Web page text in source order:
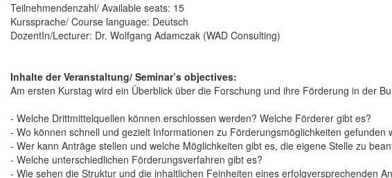
Teilnehmendenzahl/ Available seats: 15
Kurssprache/ Course language: Deutsch
DozentIn/Lecturer: Dr. Wolfgang Adamczak (WAD Consulting)
Inhalte der Veranstaltung/ Seminar’s objectives:
Am ersten Kurstag wird ein Überblick über die Forschung und ihre Förderung in der
- Welche Drittmittelquellen können erschlossen werden? Welche Förderer gibt es?
- Wo können schnell und gezielt Informationen zu Förderungsmöglichkeiten gefunden
- Wer kann Anträge stellen und welche Möglichkeiten gibt es, die eigene Stelle zu
- Welche unterschiedlichen Förderungsverfahren gibt es?
- Wie sehen die Struktur und die inhaltlichen Feinheiten eines erfolgversprechenden